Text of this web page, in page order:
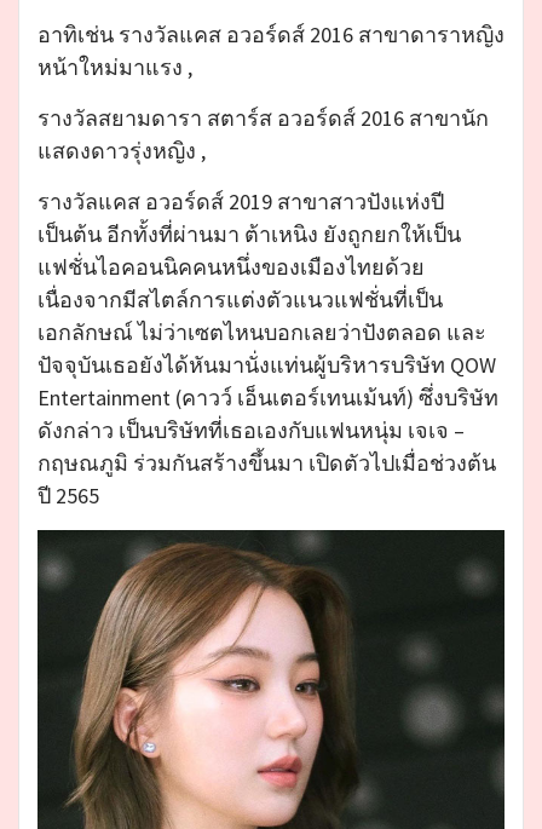
อาทิเช่น รางวัลแคส อวอร์ดส์ 2016 สาขาดาราหญิง
หน้าใหม่มาแรง ,
รางวัลสยามดารา สตาร์ส อวอร์ดส์ 2016 สาขานัก
แสดงดาวรุ่งหญิง ,
รางวัลแคส อวอร์ดส์ 2019 สาขาสาวปังแห่งปี
เป็นต้น อีกทั้งที่ผ่านมา ต้าเหนิง ยังถูกยกให้เป็น
แฟชั่นไอคอนนิคคนหนึ่งของเมืองไทยด้วย
เนื่องจากมีสไตล์การแต่งตัวแนวแฟชั่นที่เป็น
เอกลักษณ์ ไม่ว่าเซตไหนบอกเลยว่าปังตลอด และ
ปัจจุบันเธอยังได้หันมานั่งแท่นผู้บริหารบริษัท QOW
Entertainment (คาวว์ เอ็นเตอร์เทนเม้นท์) ซึ่งบริษัท
ดังกล่าว เป็นบริษัทที่เธอเองกับแฟนหนุ่ม เจเจ –
กฤษณภูมิ ร่วมกันสร้างขึ้นมา เปิดตัวไปเมื่อช่วงต้น
ปี 2565